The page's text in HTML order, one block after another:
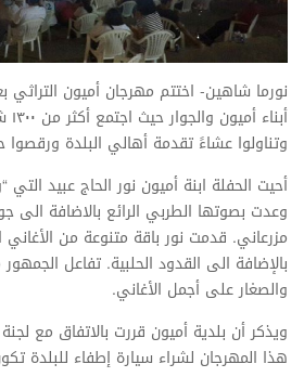
نورما شاهين- اختتم مهرجان أميون
وتناولوا عشاءً تقدمة أهالي البلدة
وعدت بصوتها الطربي الرائع بالاضافة الى
مزرعاني. قدمت نور باقة متنوعة من الأغاني
بالإضافة الى القدود الحلبية. تفاعل
والصغار على أجمل الأغاني.
ويذكر أن بلدية أميون قررت بالاتفاق مع
هذا المهرجان لشراء سيارة إطفاء للبلدة